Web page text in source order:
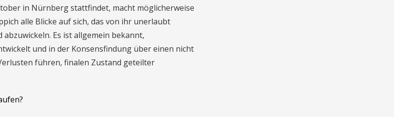
in Nürnberg stattfindet, macht möglicherweise
alle Blicke auf sich, das von ihr unerlaubt
Es ist allgemein bekannt,
und in der Konsensfindung über einen nicht
führen, finalen Zustand geteilter